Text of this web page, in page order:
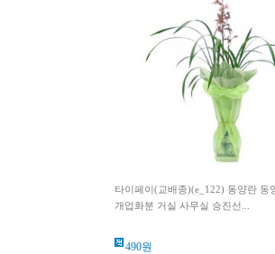
타이페이(교배종)(e_122) 동양란 동
개업화분 거실 사무실 승진선...
490원